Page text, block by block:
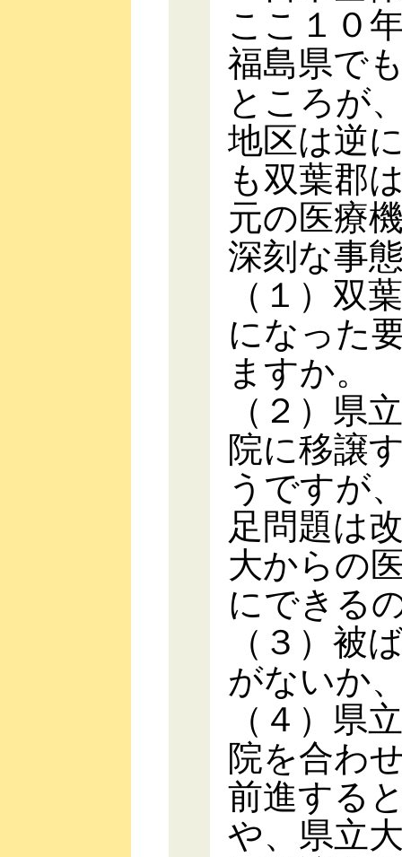
ここ１０
福島県で
ところが
地区は逆
も双葉郡
元の医療
深刻な事
（１）双
になった
ますか。
（２）県
院に移譲
うですが
足問題は
大からの
にできる
（３）被
がないか
（４）県
院を合わ
前進する
や、県立